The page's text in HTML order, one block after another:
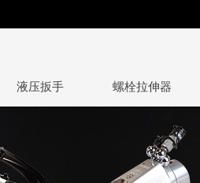
液压扳手 螺栓拉伸器